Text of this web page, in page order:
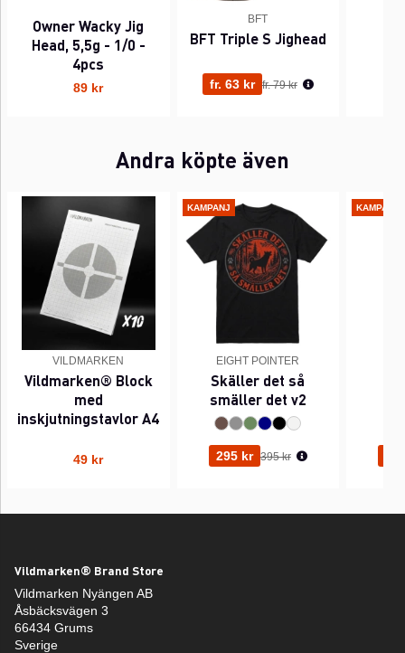
Owner Wacky Jig
Head, 5,5g - 1/0 -
4pcs
89 kr
BFT
BFT Triple S Jighead
fr. 63 kr Ordinarie pris:
fr. 79 kr
Andra köpte även
VILDMARKEN
Vildmarken® Block
med
inskjutningstavlor A4
49 kr
KAMPANJ
EIGHT POINTER
Skäller det så
smäller det v2
295 kr Ordinarie pris:
395 kr
KAMPANJ
Vildmarken® Brand Store
Vildmarken Nyängen AB
Åsbäcksvägen 3
66434 Grums
Sverige